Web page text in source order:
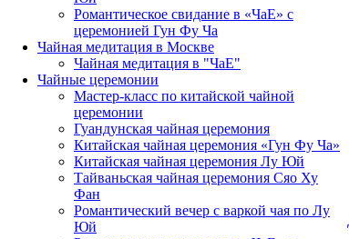
Романтическое свидание в «ЧаЕ» с
церемонией Гун Фу Ча
Чайная медитация в Москве
Чайная медитация в "ЧаЕ"
Чайные церемонии
Мастер-класс по китайской чайной
церемонии
Гуандунская чайная церемония
Китайская чайная церемония «Гун Фу Ча»
Китайская чайная церемония Лу Юй
Тайваньская чайная церемония Сяо Ху
Фан
Романтический вечер с варкой чая по Лу
Юй